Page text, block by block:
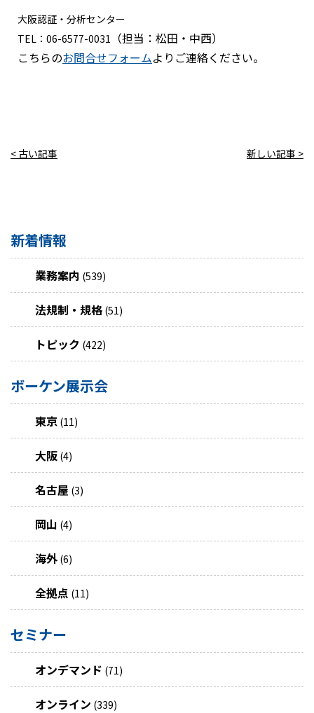
新着情報
業務案内 (539)
法規制・規格 (51)
トピック (422)
ボーケン展示会
東京 (11)
大阪 (4)
名古屋 (3)
岡山 (4)
海外 (6)
全拠点 (11)
セミナー
オンデマンド (71)
オンライン (339)
大阪認証・分析センター
TEL：06-6577-0031 （担当： 松田・中西）
こちらのお問合せフォームよりご連絡ください。
< 古い記事 新しい記事 >